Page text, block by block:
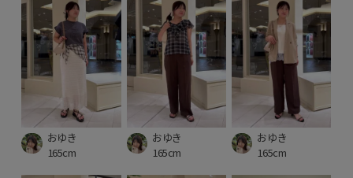
おゆき
165cm
おゆき
165cm
おゆき
165cm